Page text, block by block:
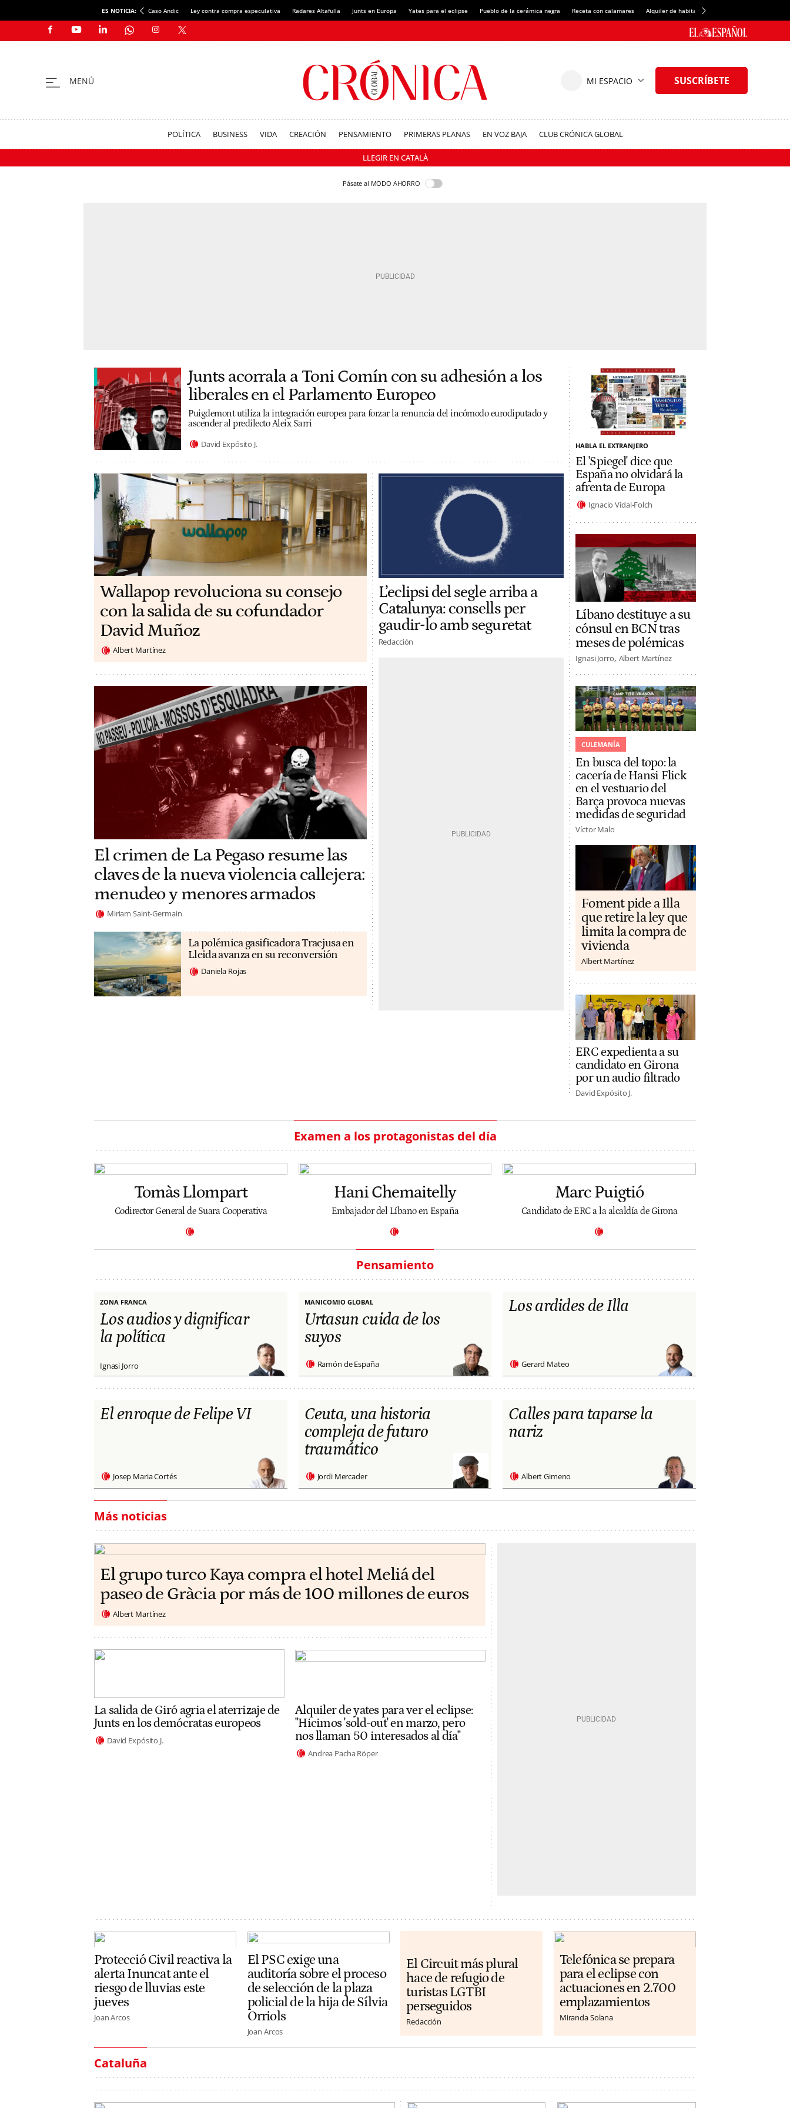
ES NOTICIA: Caso Andic Ley contra compra especulativa Radares Altafulla Junts en Europa Yates para el eclipse Pueblo de la cerámica negra Receta con calamares Alquiler de habitaciones en España
POLÍTICA BUSINESS VIDA CREACIÓN PENSAMIENTO PRIMERAS PLANAS EN VOZ BAJA CLUB CRÓNICA GLOBAL
LLEGIR EN CATALÀ
Pásate al MODO AHORRO
Junts acorrala a Toni Comín con su adhesión a los
liberales en el Parlamento Europeo
Puigdemont utiliza la integración europea para forzar la renuncia del incómodo eurodiputado y
ascender al predilecto Aleix Sarri
David Expósito J.
Wallapop revoluciona su consejo
con la salida de su cofundador
David Muñoz
Albert Martínez
El crimen de La Pegaso resume las
claves de la nueva violencia callejera:
menudeo y menores armados
Miriam Saint-Germain
La polémica gasificadora Tracjusa en
Lleida avanza en su reconversión
Daniela Rojas
L’eclipsi del segle arriba a
Catalunya: consells per
gaudir-lo amb seguretat
Redacción
HABLA EL EXTRANJERO
El 'Spiegel' dice que
España no olvidará la
afrenta de Europa
Ignacio Vidal-Folch
Líbano destituye a su
cónsul en BCN tras
meses de polémicas
Ignasi Jorro Albert Martínez
CULEMANÍA
En busca del topo: la
cacería de Hansi Flick
en el vestuario del
Barça provoca nuevas
medidas de seguridad
Víctor Malo
Foment pide a Illa
que retire la ley que
limita la compra de
vivienda
Albert Martínez
ERC expedienta a su
candidato en Girona
por un audio filtrado
David Expósito J.
Examen a los protagonistas del día
Tomàs Llompart
Codirector General de Suara Cooperativa
Hani Chemaitelly
Embajador del Líbano en España
Marc Puigtió
Candidato de ERC a la alcaldía de Girona
Pensamiento
ZONA FRANCA
Los audios y dignificar
la política
Ignasi Jorro
MANICOMIO GLOBAL
Urtasun cuida de los
suyos
Ramón de España
Los ardides de Illa
Gerard Mateo
El enroque de Felipe VI
Josep Maria Cortés
Ceuta, una historia
compleja de futuro
traumático
Jordi Mercader
Calles para taparse la
nariz
Albert Gimeno
Más noticias
El grupo turco Kaya compra el hotel Meliá del
paseo de Gràcia por más de 100 millones de euros
Albert Martínez
La salida de Giró agria el aterrizaje de
Junts en los demócratas europeos
David Expósito J.
Alquiler de yates para ver el eclipse:
"Hicimos 'sold-out' en marzo, pero
nos llaman 50 interesados al día"
Andrea Pacha Röper
Protecció Civil reactiva la
alerta Inuncat ante el
riesgo de lluvias este
jueves
Joan Arcos
El PSC exige una
auditoría sobre el proceso
de selección de la plaza
policial de la hija de Sílvia
Orriols
Joan Arcos
El Circuit más plural
hace de refugio de
turistas LGTBI
perseguidos
Redacción
Telefónica se prepara
para el eclipse con
actuaciones en 2.700
emplazamientos
Miranda Solana
Cataluña